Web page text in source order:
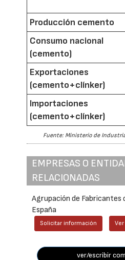
Producción cemento
Consumo nacional
(cemento)
Exportaciones
(cemento+clínker)
Importaciones
(cemento+clínker)
Fuente: Ministerio de
EMPRESAS O
RELACIONADAS
Agrupación de Fabricantes
España
Solicitar información
ver/escribir